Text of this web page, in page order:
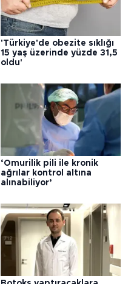
'Türkiye'de obezite sıklığı
15 yaş üzerinde yüzde 31,5
oldu'
‘Omurilik pili ile kronik
ağrılar kontrol altına
alınabiliyor’